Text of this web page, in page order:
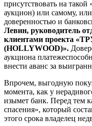
присутствовать на такой
аукцион) или самому, или
доверенностью и
Левин, руководитель
клиентами проекта «
(HOLLYWOOD)».
аукциона
внести аванс за
Впрочем, выгодную
момента, как у
изымет банк. Перед тем
спасения», который
этого срока владелец